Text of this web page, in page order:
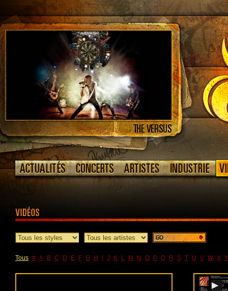
Tous # A B C D E F G H J K L M N O P Q R S T U V W X Y